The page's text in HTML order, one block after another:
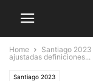
Home Santiago 2023
ajustadas definiciones...
Santiago 2023